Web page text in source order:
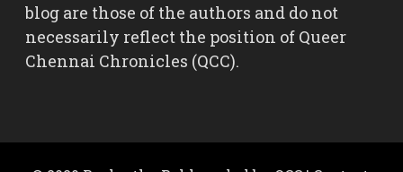
blog are those of the authors and do not
necessarily reflect the position of Queer
Chennai Chronicles (QCC).